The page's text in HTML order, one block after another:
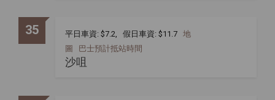
35 平日車資: $7.2, 假日車資: $11.7 地
圖
巴士預計抵站時間
沙咀